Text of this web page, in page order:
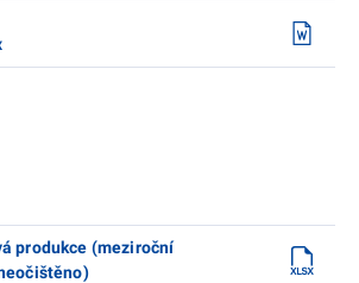
produkce (meziroční